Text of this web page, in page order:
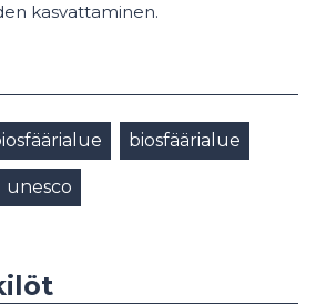
kasvattaminen.
biosfäärialue
unesco